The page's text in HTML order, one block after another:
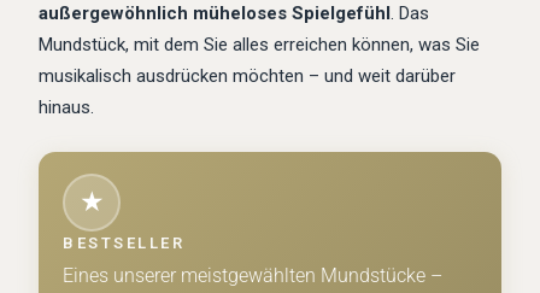
außergewöhnlich müheloses Spielgefühl. Das
Mundstück, mit dem Sie alles erreichen können, was Sie
musikalisch ausdrücken möchten – und weit darüber
hinaus.
★
BESTSELLER
Eines unserer meistgewählten Mundstücke –